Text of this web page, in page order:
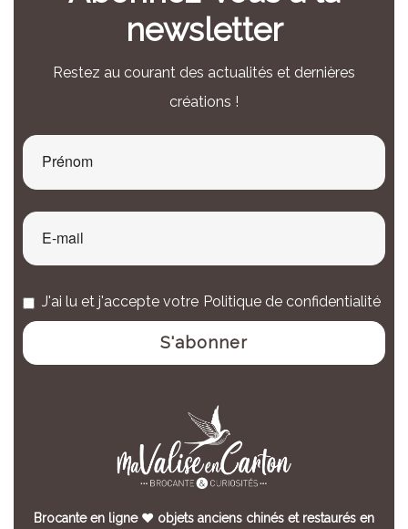
newsletter
Restez au courant des actualités et dernières
créations !
J'ai lu et j'accepte votre Politique de confidentialité
Brocante en ligne ♥ objets anciens chinés et restaurés en